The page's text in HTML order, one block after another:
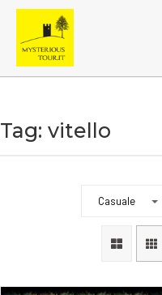
Tag: vitello
Casuale